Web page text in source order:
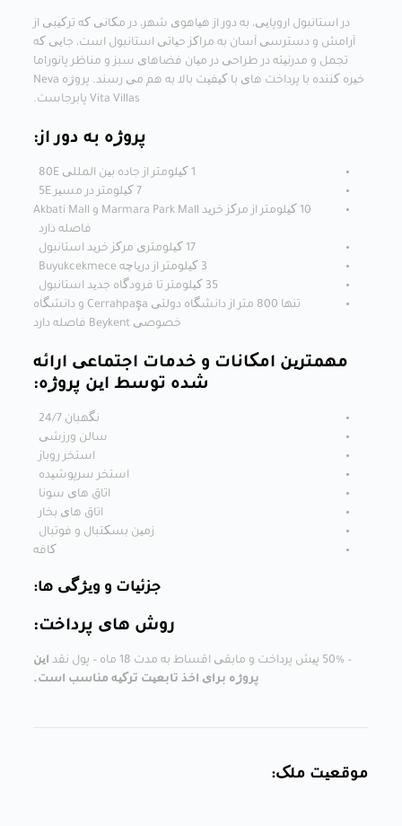
در استانبول اروپایی، به دور از هیاهوی شهر، در مکانی که ترکیبی از
آرامش و دسترسی آسان به مراکز حیاتی استانبول است، جایی که
تجمل و مدرنیته در طراحی در میان فضاهای سبز و مناظر پانوراما
خیره کننده با پرداخت های با کیفیت بالا به هم می رسند. پروژه Neva
Vita Villas پابرجاست.
پروژه به دور از:
1 کیلومتر از جاده بین المللی 80E
7 کیلومتر در مسیر 5E
10 کیلومتر از مرکز خرید Marmara Park Mall و Akbati Mall
فاصله دارد
17 کیلومتری مرکز خرید استانبول
3 کیلومتر از دریاچه Buyukcekmece
35 کیلومتر تا فرودگاه جدید استانبول
تنها 800 متر از دانشگاه دولتی Cerrahpaşa و دانشگاه
خصوصی Beykent فاصله دارد
مهمترین امکانات و خدمات اجتماعی ارائه
شده توسط این پروژه:
نگهبان 24/7
سالن ورزشی
استخر روباز
استخر سرپوشیده
اتاق های سونا
اتاق های بخار
زمین بسکتبال و فوتبال
کافه
جزئیات و ویژگی ها:
روش های پرداخت:
– 50% پیش پرداخت و مابقی اقساط به مدت 18 ماه – پول نقد
این
پروژه برای اخذ تابعیت ترکیه مناسب است.
موقعیت ملک: